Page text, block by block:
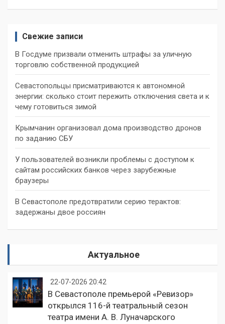
Свежие записи
В Госдуме призвали отменить штрафы за уличную
торговлю собственной продукцией
Севастопольцы присматриваются к автономной
энергии: сколько стоит пережить отключения света и к
чему готовиться зимой
Крымчанин организовал дома производство дронов
по заданию СБУ
У пользователей возникли проблемы с доступом к
сайтам российских банков через зарубежные
браузеры
В Севастополе предотвратили серию терактов:
задержаны двое россиян
Актуальное
22-07-2026 20:42
В Севастополе премьерой «Ревизор»
открылся 116-й театральный сезон
театра имени А. В. Луначарского